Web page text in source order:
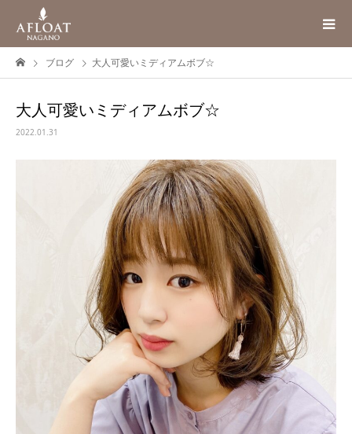
ブログ 大人可愛いミディアムボブ☆
大人可愛いミディアムボブ☆
2022.01.31